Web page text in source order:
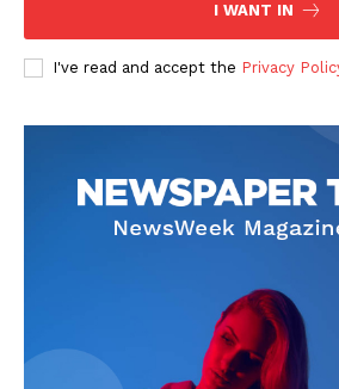
I WANT IN
I've read and accept the Privacy